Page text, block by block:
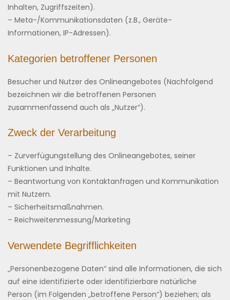
Inhalten, Zugriffszeiten).
– Meta-/Kommunikationsdaten (z.B., Geräte-
Informationen, IP-Adressen).
Kategorien betroffener Personen
Besucher und Nutzer des Onlineangebotes (Nachfolgend
bezeichnen wir die betroffenen Personen
zusammenfassend auch als „Nutzer“).
Zweck der Verarbeitung
– Zurverfügungstellung des Onlineangebotes, seiner
Funktionen und Inhalte.
– Beantwortung von Kontaktanfragen und Kommunikation
mit Nutzern.
– Sicherheitsmaßnahmen.
– Reichweitenmessung/Marketing
Verwendete Begrifflichkeiten
„Personenbezogene Daten“ sind alle Informationen, die sich
auf eine identifizierte oder identifizierbare natürliche
Person (im Folgenden „betroffene Person“) beziehen; als